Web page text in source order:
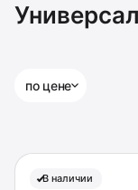
по цене
В наличии